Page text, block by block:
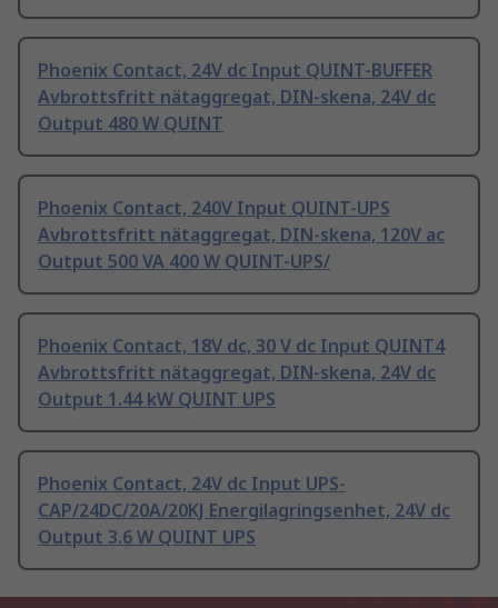
Phoenix Contact, 24V dc Input QUINT-BUFFER
Avbrottsfritt nätaggregat, DIN-skena, 24V dc
Output 480 W QUINT
Phoenix Contact, 240V Input QUINT-UPS
Avbrottsfritt nätaggregat, DIN-skena, 120V ac
Output 500 VA 400 W QUINT-UPS/
Phoenix Contact, 18V dc, 30 V dc Input QUINT4
Avbrottsfritt nätaggregat, DIN-skena, 24V dc
Output 1.44 kW QUINT UPS
Phoenix Contact, 24V dc Input UPS-
CAP/24DC/20A/20KJ Energilagringsenhet, 24V dc
Output 3.6 W QUINT UPS